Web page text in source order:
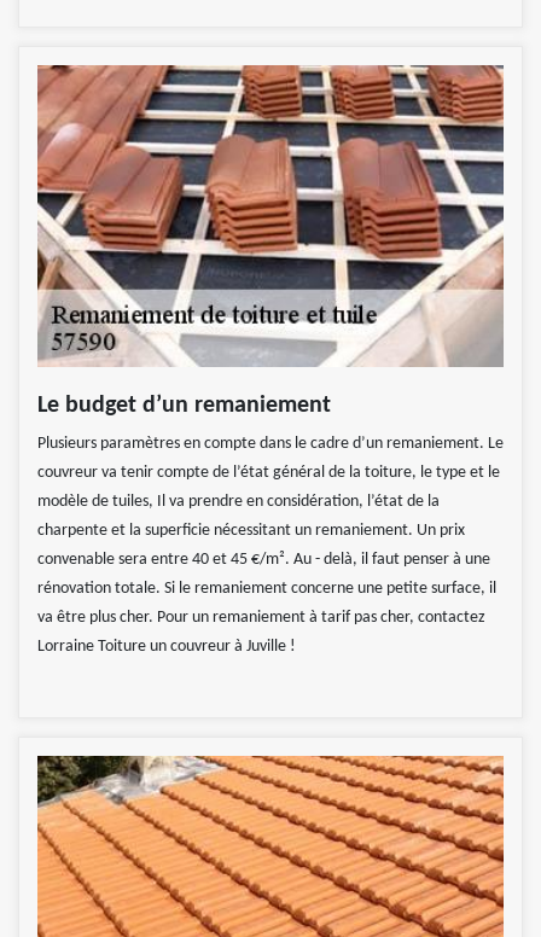
Le budget d’un remaniement
Plusieurs paramètres en compte dans le cadre d’un remaniement. Le
couvreur va tenir compte de l’état général de la toiture, le type et le
modèle de tuiles, Il va prendre en considération, l’état de la
charpente et la superficie nécessitant un remaniement. Un prix
convenable sera entre 40 et 45 €/m². Au - delà, il faut penser à une
rénovation totale. Si le remaniement concerne une petite surface, il
va être plus cher. Pour un remaniement à tarif pas cher, contactez
Lorraine Toiture un couvreur à Juville !